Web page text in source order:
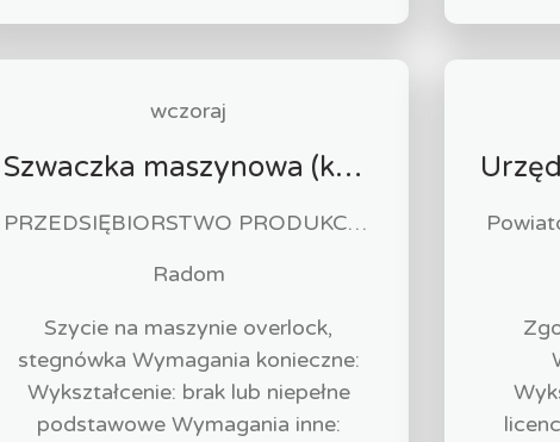
wczoraj
Szwaczka maszynowa (k/m)
PRZEDSIĘBIORSTWO PRODUKCYJNO HANDLOWO USŁUGOWE "ZUZIA" Paweł Biliński
Radom
Szycie na maszynie overlock,
stegnówka Wymagania konieczne:
Wykształcenie: brak lub niepełne
podstawowe Wymagania inne: